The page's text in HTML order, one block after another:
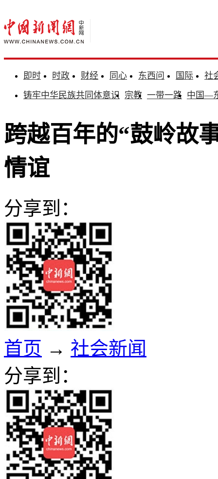
即时 时政 财经 同心 东西问 国际
社
铸牢中华民族共同体意识 宗教 一带一路 中国—
跨越百年的“鼓岭故
情谊
分享到：
首页 → 社会新闻
分享到：